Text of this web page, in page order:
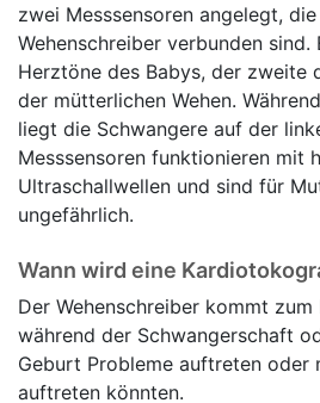
zwei Messsensoren angelegt,
Wehenschreiber verbunden
Herztöne des Babys, der zweite
der mütterlichen Wehen.
liegt die Schwangere auf der
Messsensoren funktionieren mit
Ultraschallwellen und sind für
ungefährlich.
Wann wird eine
Der Wehenschreiber kommt zum
während der Schwangerschaft
Geburt Probleme auftreten oder
auftreten könnten.